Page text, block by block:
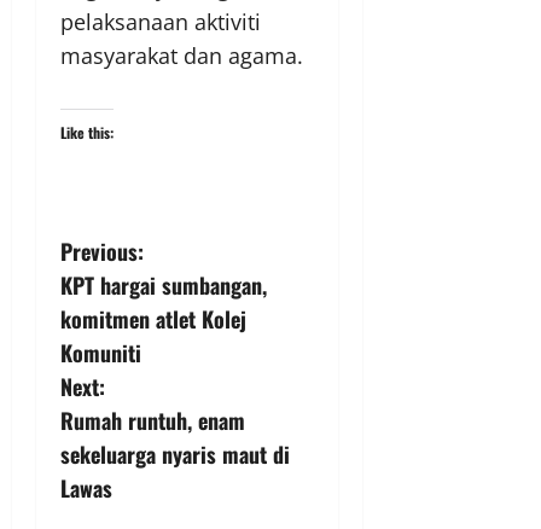
pelaksanaan aktiviti
masyarakat dan agama.
Like this:
Previous:
KPT hargai sumbangan,
komitmen atlet Kolej
Komuniti
Next:
Rumah runtuh, enam
sekeluarga nyaris maut di
Lawas